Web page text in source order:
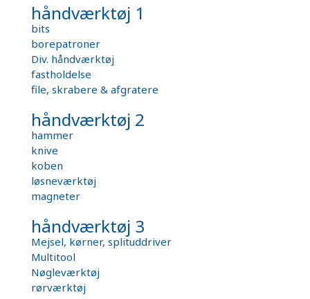
håndværktøj 1
bits
borepatroner
Div. håndværktøj
fastholdelse
file, skrabere & afgratere
håndværktøj 2
hammer
knive
koben
løsneværktøj
magneter
håndværktøj 3
Mejsel, kørner, splituddriver
Multitool
Nøgleværktøj
rørværktøj